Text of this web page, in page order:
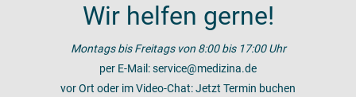
Wir helfen gerne!
Montags bis Freitags von 8:00 bis 17:00 Uhr
per E-Mail:service@medizina.de
vor Ort oder im Video-Chat:Jetzt Termin buchen